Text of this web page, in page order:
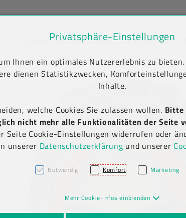
springen [AK + 2]
[AK + 5]
NACHHALTIGKEIT UNTERNEHMEN
Produkt-Detailansicht
Privatsphäre-Einstellungen
Ihnen ein optimales Nutzererlebnis zu
dienen Statistikzwecken,
Inhalte.
welche Cookies Sie zulassen wollen. Bitte
nicht mehr alle Funktionalitäten der Seite
Seite Cookie-Einstellungen widerrufen oder
unserer Datenschutzerklärung und unserer
Notwendig Komfort Marketing
Mehr Cookie-Infos einblenden